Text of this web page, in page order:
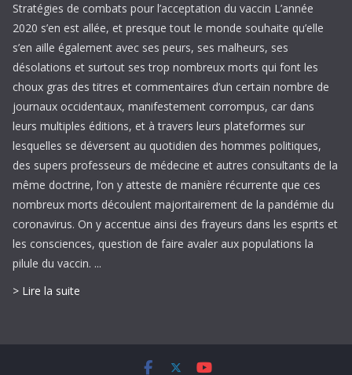
Stratégies de combats pour l’acceptation du vaccin L’année
2020 s’en est allée, et presque tout le monde souhaite qu’elle
s’en aille également avec ses peurs, ses malheurs, ses
désolations et surtout ses trop nombreux morts qui font les
choux gras des titres et commentaires d’un certain nombre de
journaux occidentaux, manifestement corrompus, car dans
leurs multiples éditions, et à travers leurs plateformes sur
lesquelles se déversent au quotidien des hommes politiques,
des supers professeurs de médecine et autres consultants de la
même doctrine, l’on y atteste de manière récurrente que ces
nombreux morts découlent majoritairement de la pandémie du
coronavirus. On y accentue ainsi des frayeurs dans les esprits et
les consciences, question de faire avaler aux populations la
pilule du vaccin. ...
> Lire la suite